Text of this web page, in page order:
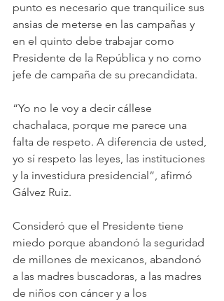
punto es necesario que tranquilice sus
ansias de meterse en las campañas y
en el quinto debe trabajar como
Presidente de la República y no como
jefe de campaña de su precandidata.
“Yo no le voy a decir cállese
chachalaca, porque me parece una
falta de respeto. A diferencia de usted,
yo sí respeto las leyes, las instituciones
y la investidura presidencial”, afirmó
Gálvez Ruiz.
Consideró que el Presidente tiene
miedo porque abandonó la seguridad
de millones de mexicanos, abandonó
a las madres buscadoras, a las madres
de niños con cáncer y a los